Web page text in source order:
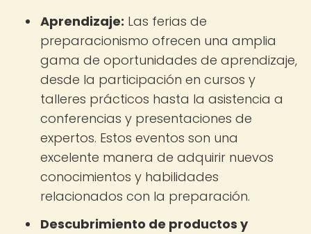
Aprendizaje: Las ferias de
preparacionismo ofrecen una amplia
gama de oportunidades de aprendizaje,
desde la participación en cursos y
talleres prácticos hasta la asistencia a
conferencias y presentaciones de
expertos. Estos eventos son una
excelente manera de adquirir nuevos
conocimientos y habilidades
relacionados con la preparación.
Descubrimiento de productos y